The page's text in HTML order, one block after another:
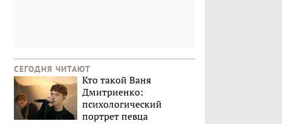
СЕГОДНЯ ЧИТАЮТ
Кто такой Ваня
Дмитриенко:
психологический
портрет певца